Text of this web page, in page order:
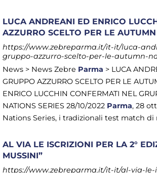
LUCA ANDREANI ED ENRICO
AZZURRO SCELTO PER LE
https://www.zebreparma.it/it-it/luca-
gruppo-azzurro-scelto-per-le-autumn-
News > News Zebre Parma > LUCA
GRUPPO AZZURRO SCELTO PER LE
ENRICO LUCCHIN CONFERMATI NEL
NATIONS SERIES 28/10/2022 Parma, 28
Nations Series, i tradizionali test match di
AL VIA LE ISCRIZIONI PER LA 2°
MUSSINI”
https://www.zebreparma.it/it-it/al-via-